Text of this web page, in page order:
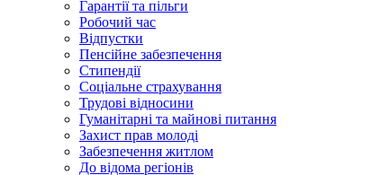
Гарантії та пільги
Робочий час
Відпустки
Пенсійне забезпечення
Стипендії
Соціальне страхування
Трудові відносини
Гуманітарні та майнові питання
Захист прав молоді
Забезпечення житлом
До відома регіонів